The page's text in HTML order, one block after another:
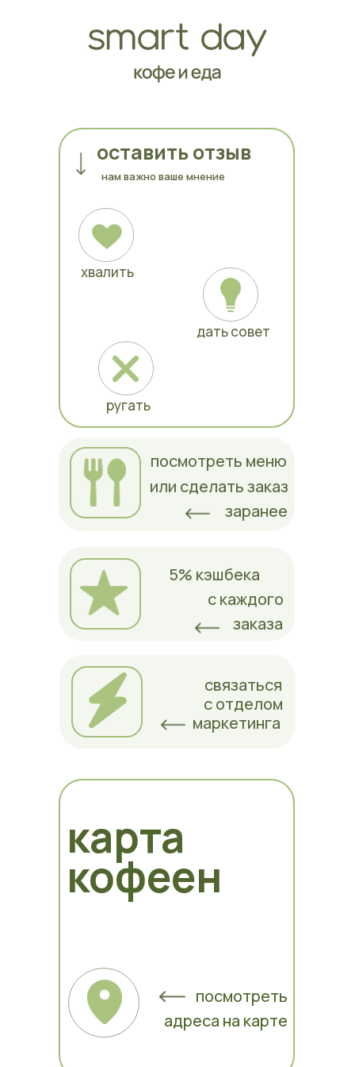
посмотреть меню
или сделать заказ
заранее
5% кэшбека
с каждого
заказа
связаться
с отделом
маркетинга
оставить отзыв
нам важно ваше мнение
дать совет
ругать
хвалить
карта
кофеен
посмотреть
адреса на карте